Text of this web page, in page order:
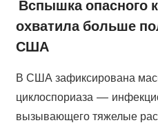
Вспышка опасного
охватила больше
США
В США зафиксирована
циклоспориаза —
вызывающего тяжелые